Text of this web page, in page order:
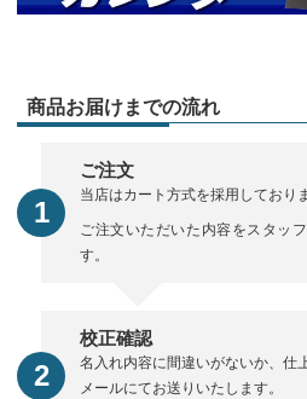
商品お届けまでの流れ
ご注文
当店はカート方式を採用しており
ご注文いただいた内容をスタッ
す。
校正確認
名入れ内容に間違いがないか、仕
メールにてお送りいたします。